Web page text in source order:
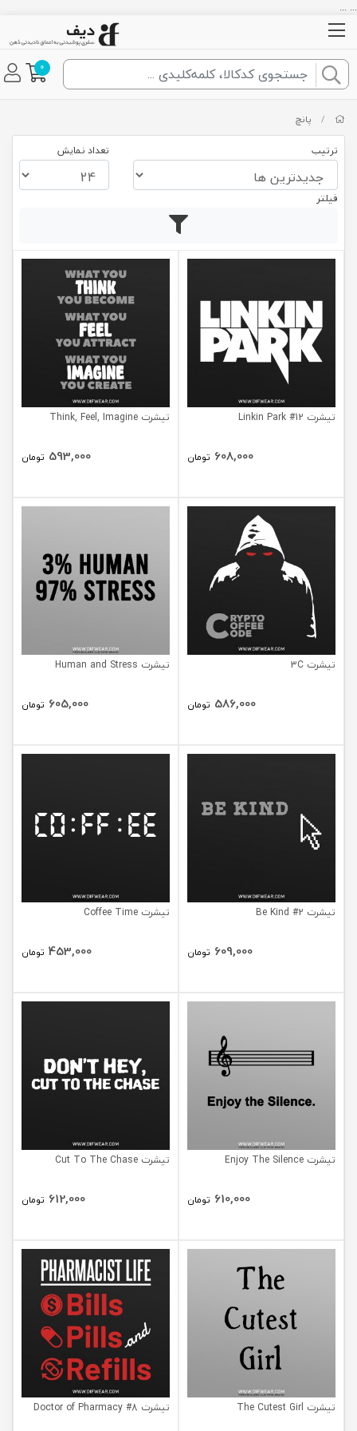
... ...
0
/ پانچ
ترتیب تعداد نمایش
فیلتر
تیشرت Linkin Park #12
608,000 تومان
تیشرت Think, Feel, Imagine
593,000 تومان
تیشرت 3C
586,000 تومان
تیشرت Human and Stress
605,000 تومان
تیشرت Be Kind #2
609,000 تومان
تیشرت Coffee Time
453,000 تومان
تیشرت Enjoy The Silence
610,000 تومان
تیشرت Cut To The Chase
612,000 تومان
تیشرت The Cutest Girl تیشرت Doctor of Pharmacy #8